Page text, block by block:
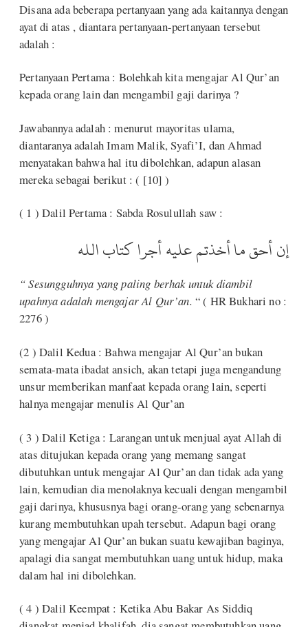
Disana ada beberapa pertanyaan yang ada kaitannya dengan
ayat di atas , diantara pertanyaan-pertanyaan tersebut
adalah :
Pertanyaan Pertama : Bolehkah kita mengajar Al Qur’an
kepada orang lain dan mengambil gaji darinya ?
Jawabannya adalah : menurut mayoritas ulama,
diantaranya adalah Imam Malik, Syafi’I, dan Ahmad
menyatakan bahwa hal itu dibolehkan, adapun alasan
mereka sebagai berikut : ( [10] )
( 1 ) Dalil Pertama : Sabda Rosulullah saw :
إن أحق ما أخذتم عليه أجرا كتاب الله
“ Sesungguhnya yang paling berhak untuk diambil
upahnya adalah mengajar Al Qur’an. “ ( HR Bukhari no :
2276 )
(2 ) Dalil Kedua : Bahwa mengajar Al Qur’an bukan
semata-mata ibadat ansich, akan tetapi juga mengandung
unsur memberikan manfaat kepada orang lain, seperti
halnya mengajar menulis Al Qur’an
( 3 ) Dalil Ketiga : Larangan untuk menjual ayat Allah di
atas ditujukan kepada orang yang memang sangat
dibutuhkan untuk mengajar Al Qur’an dan tidak ada yang
lain, kemudian dia menolaknya kecuali dengan mengambil
gaji darinya, khususnya bagi orang-orang yang sebenarnya
kurang membutuhkan upah tersebut. Adapun bagi orang
yang mengajar Al Qur’an bukan suatu kewajiban baginya,
apalagi dia sangat membutuhkan uang untuk hidup, maka
dalam hal ini dibolehkan.
( 4 ) Dalil Keempat : Ketika Abu Bakar As Siddiq